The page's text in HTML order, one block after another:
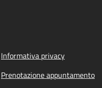
Informativa privacy
Prenotazione appuntamento